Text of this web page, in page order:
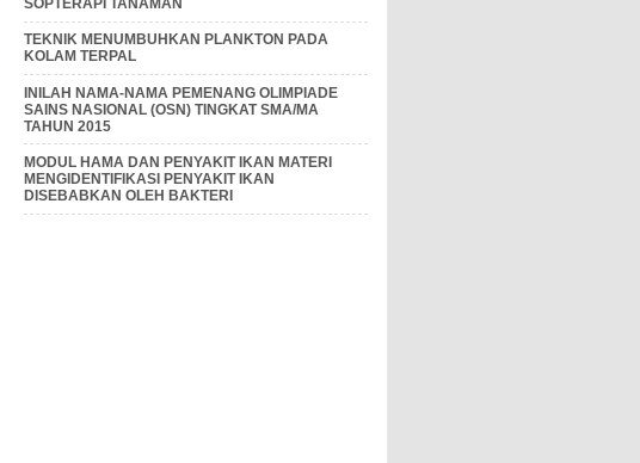
SOPTERAPI TANAMAN
TEKNIK MENUMBUHKAN PLANKTON PADA
KOLAM TERPAL
INILAH NAMA-NAMA PEMENANG OLIMPIADE
SAINS NASIONAL (OSN) TINGKAT SMA/MA
TAHUN 2015
MODUL HAMA DAN PENYAKIT IKAN MATERI
MENGIDENTIFIKASI PENYAKIT IKAN
DISEBABKAN OLEH BAKTERI